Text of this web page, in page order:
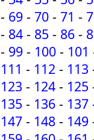
- 69 - 70 - 71 -
- 84 - 85 - 86 -
- 99 - 100 - 101
111 - 112 - 113
123 - 124 - 125
135 - 136 - 137
147 - 148 - 149